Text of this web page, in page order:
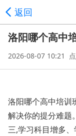
返回
洛阳哪个高中
2026-08-07 10:21
洛阳哪个高中培训
解决你的提分难题
三,学习科目增多